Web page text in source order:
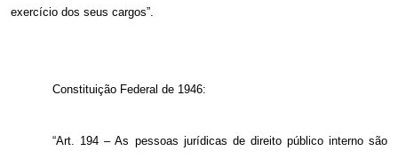
exercício dos seus cargos”.
Constituição Federal de 1946:
“Art. 194 – As pessoas jurídicas de direito público interno são